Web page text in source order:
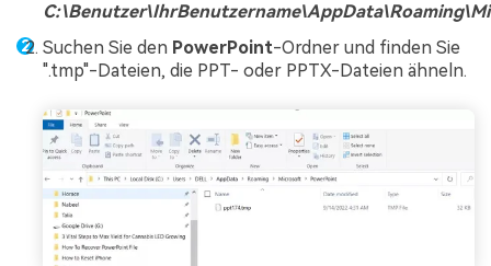
Suchen Sie den PowerPoint-Ordner und finden Sie
".tmp"-Dateien, die PPT- oder PPTX-Dateien ähneln.